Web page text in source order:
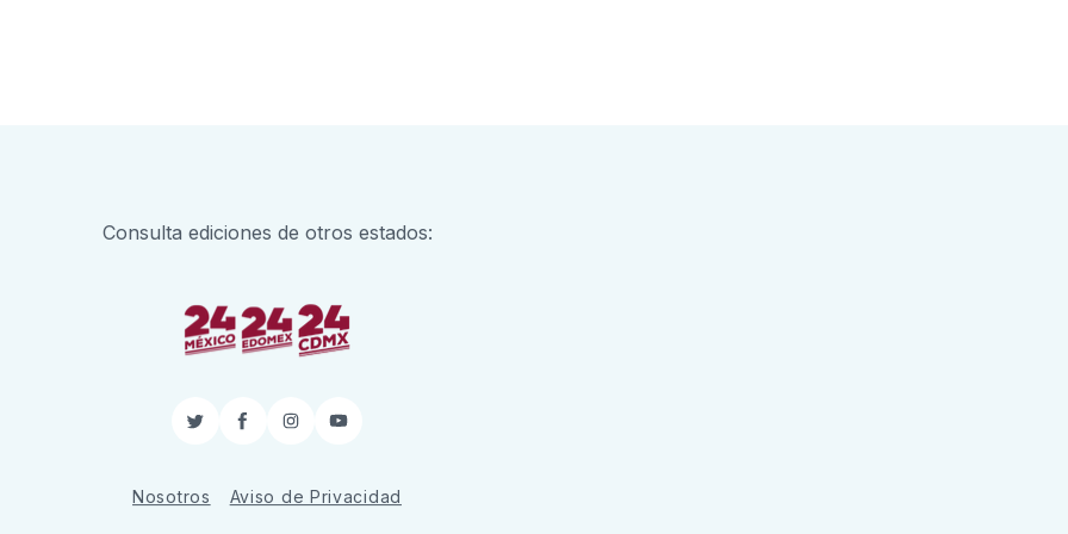
Consulta ediciones de otros estados:
TwitterFacebook
InstagramYouTube
Nosotros Aviso de Privacidad